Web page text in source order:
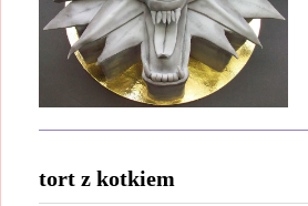
tort z kotkiem